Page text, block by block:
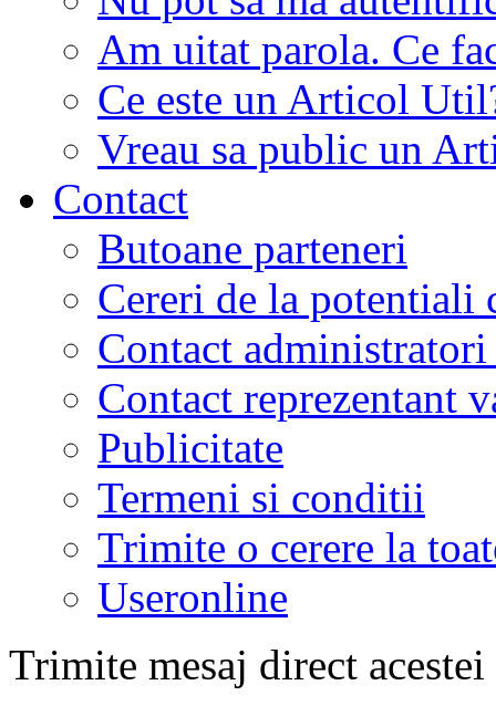
Am uitat parola. Ce
Ce este un Articol
Vreau sa public un
Contact
Butoane parteneri
Cereri de la potentiali
Contact
Contact reprezentant
Publicitate
Termeni si conditii
Trimite o cerere la
Useronline
Trimite mesaj direct